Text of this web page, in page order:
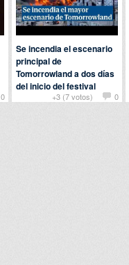
0
+3 (7 votos)
0
Se incendia el escenario
principal de
Tomorrowland a dos días
del inicio del festival
PormanuelenActualidad